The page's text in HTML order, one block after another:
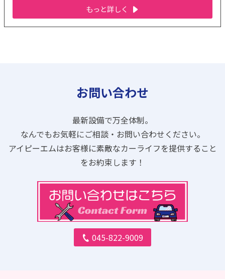
もっと詳しく
お問い合わせ
最新設備で万全体制。
なんでもお気軽にご相談・お問い合わせください。
アイピーエムはお客様に素敵なカーライフを提供すること
をお約束します！
045-822-9009